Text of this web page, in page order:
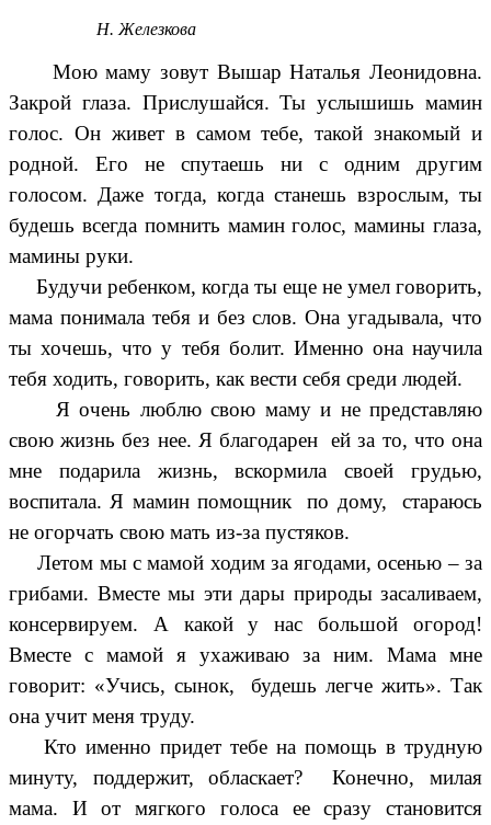
Н. Железкова
Мою маму зовут Вышар Наталья Леонидовна.
Закрой глаза. Прислушайся. Ты услышишь мамин
голос. Он живет в самом тебе, такой знакомый и
родной. Его не спутаешь ни с одним другим
голосом. Даже тогда, когда станешь взрослым, ты
будешь всегда помнить мамин голос, мамины глаза,
мамины руки.
Будучи ребенком, когда ты еще не умел говорить,
мама понимала тебя и без слов. Она угадывала, что
ты хочешь, что у тебя болит. Именно она научила
тебя ходить, говорить, как вести себя среди людей.
Я очень люблю свою маму и не представляю
свою жизнь без нее. Я благодарен ей за то, что она
мне подарила жизнь, вскормила своей грудью,
воспитала. Я мамин помощник по дому, стараюсь
не огорчать свою мать из-за пустяков.
Летом мы с мамой ходим за ягодами, осенью – за
грибами. Вместе мы эти дары природы засаливаем,
консервируем. А какой у нас большой огород!
Вместе с мамой я ухаживаю за ним. Мама мне
говорит: «Учись, сынок, будешь легче жить». Так
она учит меня труду.
Кто именно придет тебе на помощь в трудную
минуту, поддержит, обласкает? Конечно, милая
мама. И от мягкого голоса ее сразу становится